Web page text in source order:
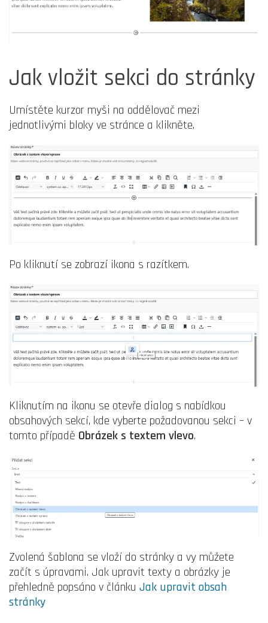
Jak vložit sekci do stránky
Umístěte kurzor myši na oddělovač mezi
jednotlivými bloky ve stránce a klikněte.
Po kliknutí se zobrazí ikona s razítkem.
Kliknutím na ikonu se otevře dialog s nabídkou
obsahových sekcí, kde vyberte požadovanou sekci – v
tomto případě Obrázek s textem vlevo.
Zvolená šablona se vloží do stránky a vy můžete
začít s úpravami. Jak upravit texty a obrázky je
přehledně popsáno v článku Jak upravit obsah
stránky